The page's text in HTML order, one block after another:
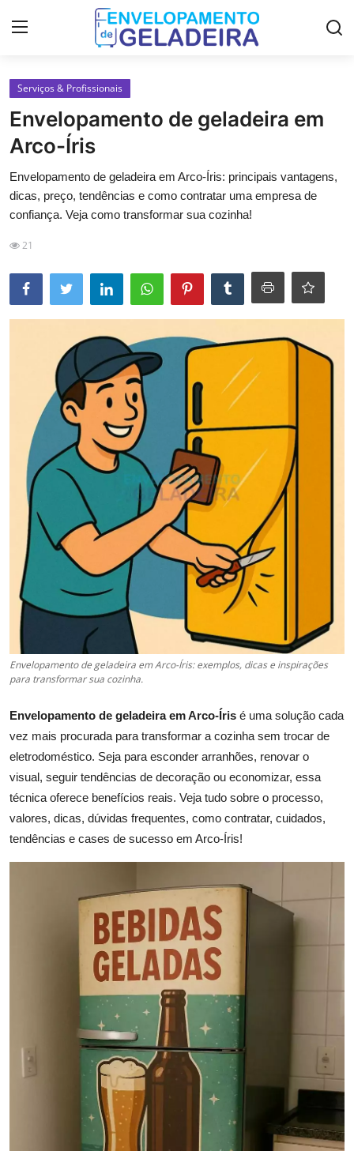
Login
Curso de Envelopamento de
Geladeira
Galeria
Serviços & Profissionais
Envelopamento de geladeira em
Arco-Íris
Envelopamento de geladeira em Arco-Íris: principais vantagens,
dicas, preço, tendências e como contratar uma empresa de
confiança. Veja como transformar sua cozinha!
21
Envelopamento de geladeira em Arco-Íris: exemplos, dicas e inspirações
para transformar sua cozinha.
Envelopamento de geladeira em Arco-Íris é uma solução cada
vez mais procurada para transformar a cozinha sem trocar de
eletrodoméstico. Seja para esconder arranhões, renovar o
visual, seguir tendências de decoração ou economizar, essa
técnica oferece benefícios reais. Veja tudo sobre o processo,
valores, dicas, dúvidas frequentes, como contratar, cuidados,
tendências e cases de sucesso em Arco-Íris!